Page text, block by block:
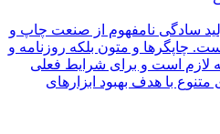
سادگی نامفهوم از صنعت چاپ و
چاپگرها و متون بلکه روزنامه و
لازم است و برای شرایط فعلی
متنوع با هدف بهبود ابزارهای